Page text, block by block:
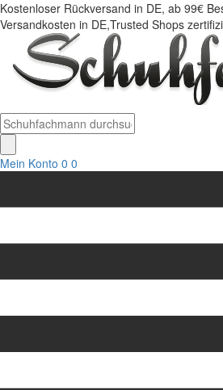
Kostenloser Rückversand in DE, ab 99€
Versandkosten in DE,Trusted Shops
Mein Konto 0 0